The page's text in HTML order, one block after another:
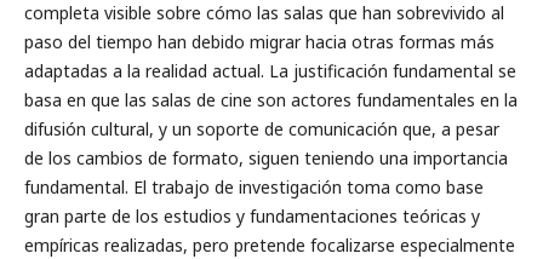
completa visible sobre cómo las salas que han sobrevivido al
paso del tiempo han debido migrar hacia otras formas más
adaptadas a la realidad actual. La justificación fundamental se
basa en que las salas de cine son actores fundamentales en la
difusión cultural, y un soporte de comunicación que, a pesar
de los cambios de formato, siguen teniendo una importancia
fundamental. El trabajo de investigación toma como base
gran parte de los estudios y fundamentaciones teóricas y
empíricas realizadas, pero pretende focalizarse especialmente